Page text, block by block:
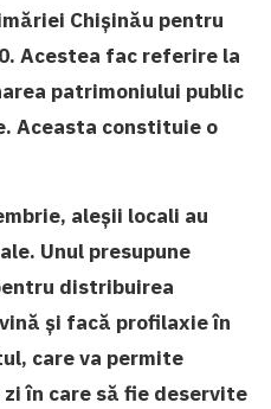
Chișinău pentru
Acestea fac referire la
patrimoniului public
Aceasta constituie o
aleșii locali au
Unul presupune
distribuirea
și facă profilaxie în
care va permite
în care să fie deservite